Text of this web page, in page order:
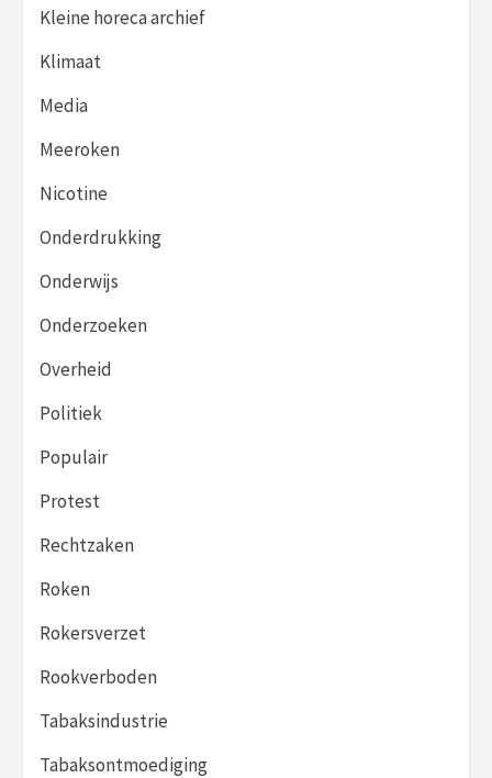
Kleine horeca archief
Klimaat
Media
Meeroken
Nicotine
Onderdrukking
Onderwijs
Onderzoeken
Overheid
Politiek
Populair
Protest
Rechtzaken
Roken
Rokersverzet
Rookverboden
Tabaksindustrie
Tabaksontmoediging